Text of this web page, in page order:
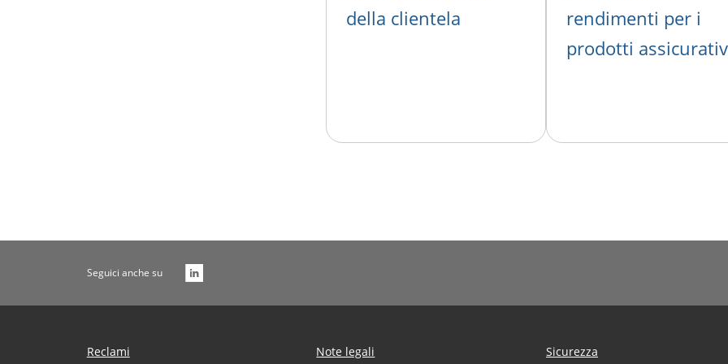
della clientela
rendimenti per i
prodotti
Seguici anche su
Reclami
Note legali
Sicurezza